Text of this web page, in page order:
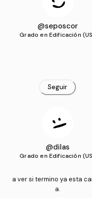
@seposcor
Grado en Edificación
Seguir
@dilas
Grado en Edificación
a ver si termino ya esta
a.